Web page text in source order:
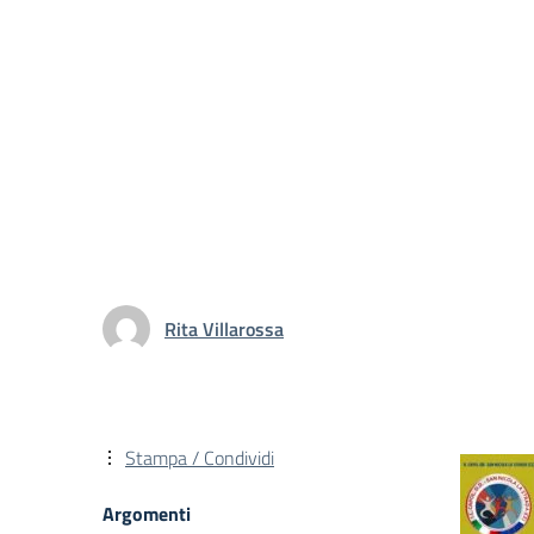
Rita Villarossa
Stampa / Condividi
Argomenti